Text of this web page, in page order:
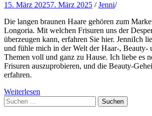
15. März 20257. März 2025 /Jenni/
Die langen braunen Haare gehören zum
Longoria. Mit welchen Frisuren uns der
überzeugen kann, erfahren Sie hier. JenniIch
und fühle mich in der Welt der Haar-, Beauty-
Themen voll und ganz zu Hause. Ich liebe es
Frisuren auszuprobieren, und die Beauty-
erfahren.
Weiterlesen
Suchen
nach: